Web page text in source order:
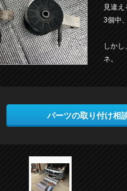
見違え
3個中
しか
ネ。
パーツの取り付け相